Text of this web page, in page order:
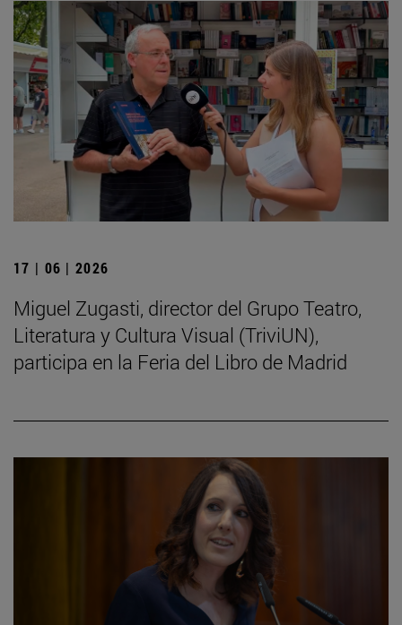
17 | 06 | 2026
Miguel Zugasti, director del Grupo Teatro,
Literatura y Cultura Visual (TriviUN),
participa en la Feria del Libro de Madrid